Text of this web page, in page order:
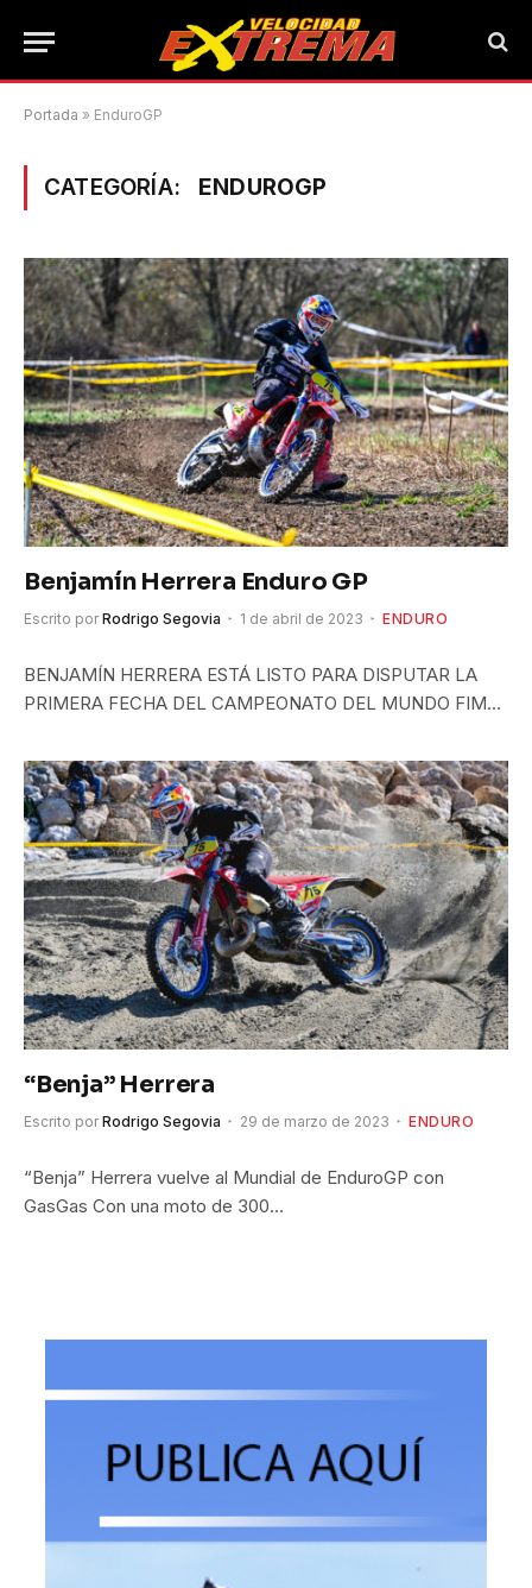
Portada » EnduroGP
CATEGORÍA: ENDUROGP
Benjamín Herrera Enduro GP
Escrito por Rodrigo Segovia 1 de abril de 2023 ENDURO
BENJAMÍN HERRERA ESTÁ LISTO PARA DISPUTAR LA
PRIMERA FECHA DEL CAMPEONATO DEL MUNDO FIM…
“Benja” Herrera
Escrito por Rodrigo Segovia 29 de marzo de 2023 ENDURO
“Benja” Herrera vuelve al Mundial de EnduroGP con
GasGas Con una moto de 300…